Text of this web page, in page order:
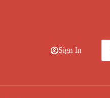
Sign In